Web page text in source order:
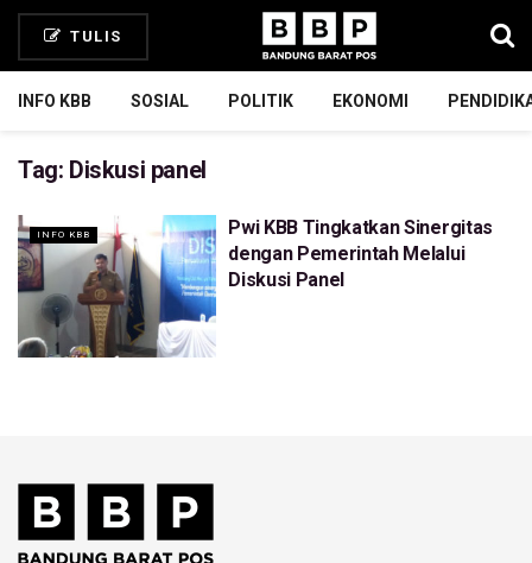
TULIS
INFO KBB SOSIAL POLITIK EKONOMI
Tag: Diskusi panel
INFO KBB
Pwi KBB Tingkatkan Sinergitas
dengan Pemerintah Melalui
Diskusi Panel